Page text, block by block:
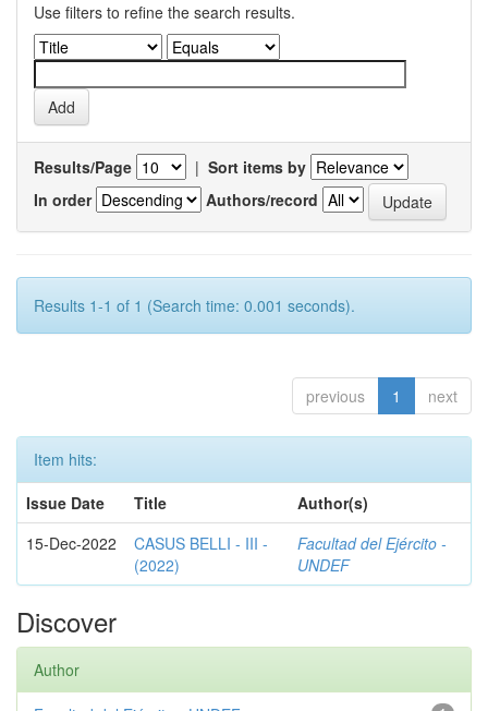
Use filters to refine the search results.
Results/Page | Sort items by
In order
Authors/record
Results 1-1 of 1 (Search time: 0.001 seconds).
previous 1 next
Item hits:
Issue Date
Title
Author(s)
15-Dec-2022
CASUS BELLI - III -
(2022)
Facultad del Ejército -
UNDEF
Discover
Author